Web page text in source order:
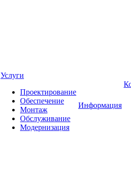
Услуги
Проектирование
Обеспечение
Монтаж
Обслуживание
Модернизация
Информация